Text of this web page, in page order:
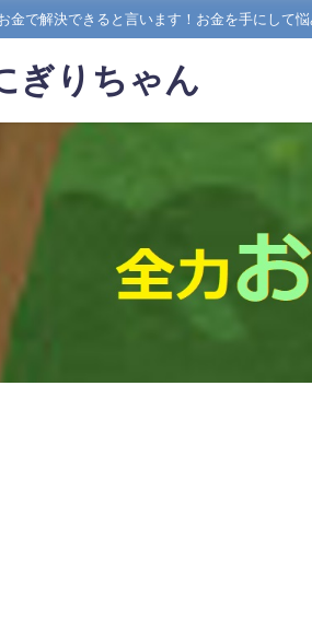
金で解決できると言います！お金を手にして悩
ぎりちゃん